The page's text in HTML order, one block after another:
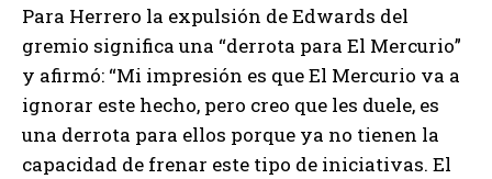
Para Herrero la expulsión de Edwards del
gremio significa una “derrota para El Mercurio”
y afirmó: “Mi impresión es que El Mercurio va a
ignorar este hecho, pero creo que les duele, es
una derrota para ellos porque ya no tienen la
capacidad de frenar este tipo de iniciativas. El